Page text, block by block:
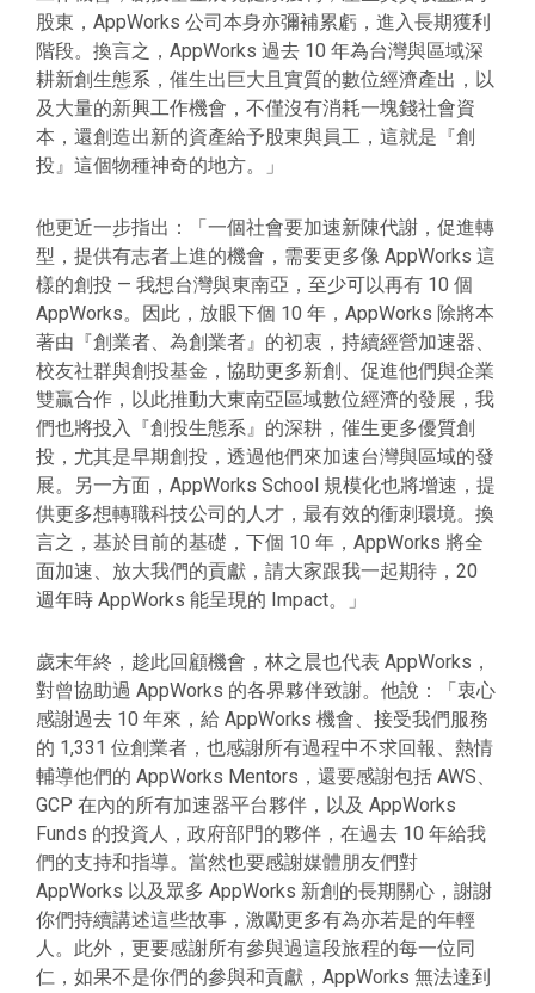
股東，AppWorks 公司本身亦彌補累虧，進入長期獲利
階段。換言之，AppWorks 過去 10 年為台灣與區域深
耕新創生態系，催生出巨大且實質的數位經濟產出，以
及大量的新興工作機會，不僅沒有消耗一塊錢社會資
本，還創造出新的資產給予股東與員工，這就是『創
投』這個物種神奇的地方。」
他更近一步指出：「一個社會要加速新陳代謝，促進轉
型，提供有志者上進的機會，需要更多像 AppWorks 這
樣的創投 — 我想台灣與東南亞，至少可以再有 10 個
AppWorks。因此，放眼下個 10 年，AppWorks 除將本
著由『創業者、為創業者』的初衷，持續經營加速器、
校友社群與創投基金，協助更多新創、促進他們與企業
雙贏合作，以此推動大東南亞區域數位經濟的發展，我
們也將投入『創投生態系』的深耕，催生更多優質創
投，尤其是早期創投，透過他們來加速台灣與區域的發
展。另一方面，AppWorks School 規模化也將增速，提
供更多想轉職科技公司的人才，最有效的衝刺環境。換
言之，基於目前的基礎，下個 10 年，AppWorks 將全
面加速、放大我們的貢獻，請大家跟我一起期待，20
週年時 AppWorks 能呈現的 Impact。」
歲末年終，趁此回顧機會，林之晨也代表 AppWorks，
對曾協助過 AppWorks 的各界夥伴致謝。他說：「衷心
感謝過去 10 年來，給 AppWorks 機會、接受我們服務
的 1,331 位創業者，也感謝所有過程中不求回報、熱情
輔導他們的 AppWorks Mentors，還要感謝包括 AWS、
GCP 在內的所有加速器平台夥伴，以及 AppWorks
Funds 的投資人，政府部門的夥伴，在過去 10 年給我
們的支持和指導。當然也要感謝媒體朋友們對
AppWorks 以及眾多 AppWorks 新創的長期關心，謝謝
你們持續講述這些故事，激勵更多有為亦若是的年輕
人。此外，更要感謝所有參與過這段旅程的每一位同
仁，如果不是你們的參與和貢獻，AppWorks 無法達到